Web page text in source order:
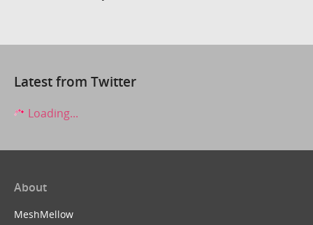
Latest from Twitter
Loading...
About
MeshMellow